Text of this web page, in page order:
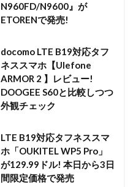
N960FD/N9600』が
ETORENで発売!
docomo LTE B19対応タフ
ネススマホ【Ulefone
ARMOR 2 】レビュー!
DOOGEE S60と比較しつつ
外観チェック
LTE B19対応タフネススマ
ホ「OUKITEL WP5 Pro」
が129.99ドル! 本日から3日
間限定価格で発売